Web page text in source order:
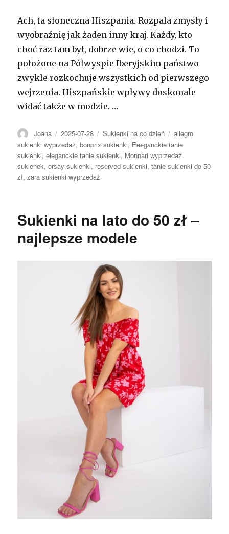
Ach, ta słoneczna Hiszpania. Rozpala zmysły i
wyobraźnię jak żaden inny kraj. Każdy, kto
choć raz tam był, dobrze wie, o co chodzi. To
położone na Półwyspie Iberyjskim państwo
zwykle rozkochuje wszystkich od pierwszego
wejrzenia. Hiszpańskie wpływy doskonale
widać także w modzie. …
Autor
Joana Opublikowano
2025-07-28 Kategorie
Sukienki na co dzień Tagi
allegro
sukienki wyprzedaż,bonprix sukienki, Eeeganckie tanie
sukienki,eleganckie tanie sukienki, Monnari wyprzedaż
sukienek,orsay sukienki, reserved sukienki,tanie sukienki do 50
zł,zara sukienki wyprzedaż
Sukienki na lato do 50 zł –
najlepsze modele